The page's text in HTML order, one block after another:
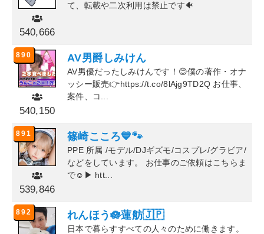
540,666
て、転載や二次利用は禁止です🐠
890
540,150
AV男爵しみけん
AV男優だったしみけんです！😊僕の著作・オナ
ッシー販売👉https://t.co/8lAjg9TD2Q お仕事、
案件、コ...
891
539,846
篠崎こころ💙🐾
PPE 所属 /モデル/DJギズモ/コスプレ/グラビア/
などをしています。 お仕事のご依頼はこちらま
で☺︎▶︎ htt...
892 れんほう🪷蓮舫🇯🇵
日本で暮らすすべての人々のために働きます。